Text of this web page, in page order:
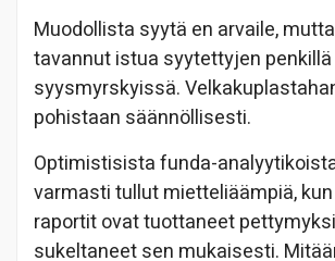
Muodollista syytä en arvaile,
tavannut istua syytettyjen penkillä
syysmyrskyissä.
pohistaan säännöllisesti.
Optimistisista funda-
varmasti tullut mietteliäämpiä,
raportit ovat tuottaneet
sukeltaneet sen mukaisesti.